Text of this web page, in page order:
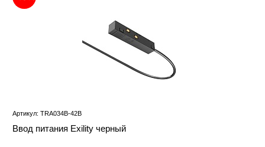
Артикул: TRA034B-42B
Ввод питания Exility черный